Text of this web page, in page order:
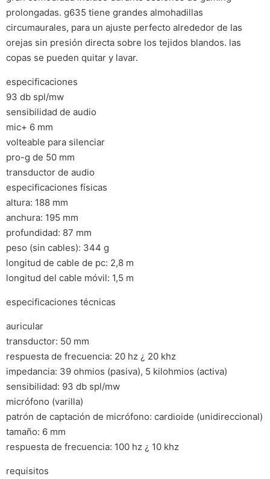
prolongadas. g635 tiene grandes almohadillas
circumaurales, para un ajuste perfecto alrededor de las
orejas sin presión directa sobre los tejidos blandos. las
copas se pueden quitar y lavar.
especificaciones
93 db spl/mw
sensibilidad de audio
mic+ 6 mm
volteable para silenciar
pro-g de 50 mm
transductor de audio
especificaciones físicas
altura: 188 mm
anchura: 195 mm
profundidad: 87 mm
peso (sin cables): 344 g
longitud de cable de pc: 2,8 m
longitud del cable móvil: 1,5 m
especificaciones técnicas
auricular
transductor: 50 mm
respuesta de frecuencia: 20 hz ¿ 20 khz
impedancia: 39 ohmios (pasiva), 5 kilohmios (activa)
sensibilidad: 93 db spl/mw
micrófono (varilla)
patrón de captación de micrófono: cardioide (unidireccional)
tamaño: 6 mm
respuesta de frecuencia: 100 hz ¿ 10 khz
requisitos